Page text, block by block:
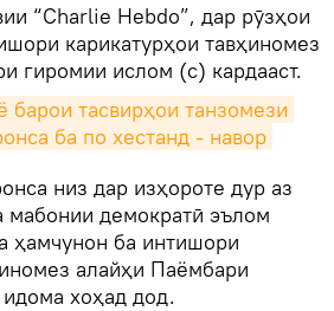
“Charlie Hebdo”, дар рӯзҳои
карикатурҳои тавҳиномез
гиромии ислом (с) кардааст.
тасвирҳои танзомези
ба по хестанд - навор
низ дар изҳороте дур аз
мабонии демократӣ эълом
ҳамчунон ба интишори
алайҳи Паёмбари
хоҳад дод.